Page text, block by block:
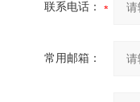
联系电话：
常用邮箱：